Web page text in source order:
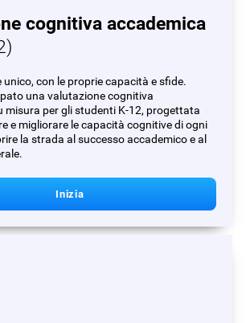
cognitiva accademica
unico, con le proprie capacità e sfide.
una valutazione cognitiva
misura per gli studenti K-12, progettata
e migliorare le capacità cognitive di ogni
la strada al successo accademico e al
Inizia